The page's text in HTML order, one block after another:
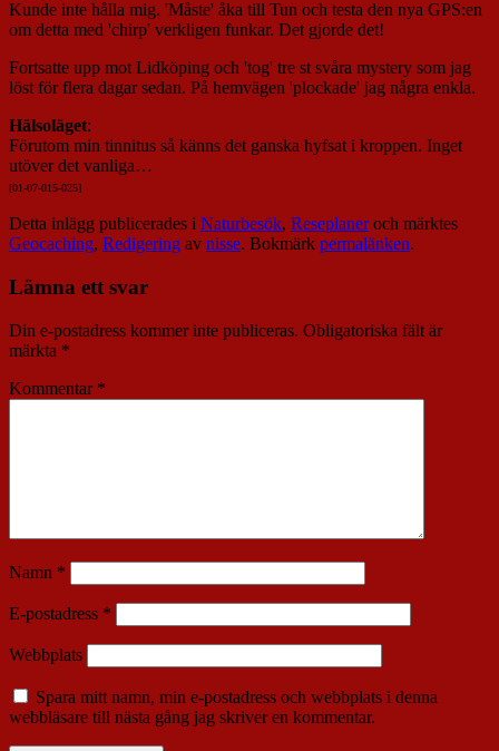
Kunde inte hålla mig. 'Måste' åka till Tun och testa den nya GPS:en
om detta med 'chirp' verkligen funkar. Det gjorde det!
Fortsatte upp mot Lidköping och 'tog' tre st svåra mystery som jag
löst för flera dagar sedan. På hemvägen 'plockade' jag några enkla.
Hälsoläget:
Förutom min tinnitus så känns det ganska hyfsat i kroppen. Inget
utöver det vanliga…
[01-07-015-025]
Detta inlägg publicerades i Naturbesök, Reseplaneroch märktes
Geocaching, Redigering av nisse. Bokmärk permalänken.
Lämna ett svar
Din e-postadress kommer inte publiceras. Obligatoriska fält är
märkta *
Kommentar *
Namn *
E-postadress *
Webbplats
Spara mitt namn, min e-postadress och webbplats i denna
webbläsare till nästa gång jag skriver en kommentar.